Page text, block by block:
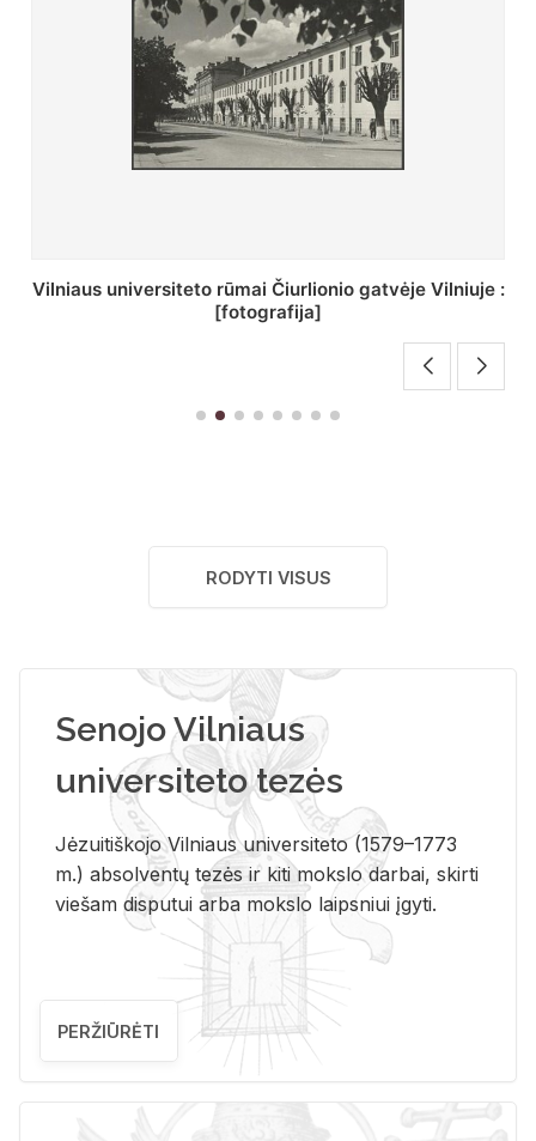
St. Batoro universiteto J. Pilsudskio kolegija :
[fotografija]
RODYTI VISUS
Senojo Vilniaus
universiteto tezės
Jėzuitiškojo Vilniaus universiteto (1579–1773
m.) absolventų tezės ir kiti mokslo darbai, skirti
viešam disputui arba mokslo laipsniui įgyti.
PERŽIŪRĖTI